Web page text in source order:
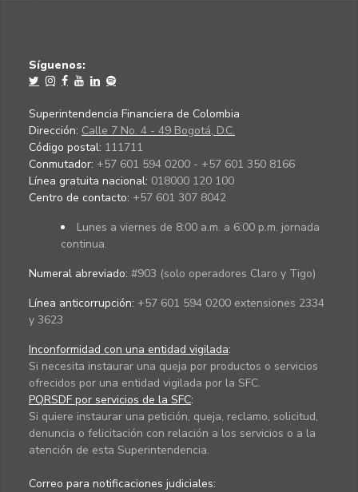
Síguenos:
Superintendencia Financiera de Colombia
Dirección: Calle 7 No. 4 - 49 Bogotá, D.C.
Código postal: 111711
Conmutador: +57 601 594 0200 - +57 601 350 8166
Línea gratuita nacional: 018000 120 100
Centro de contacto: +57 601 307 8042
Lunes a viernes de 8:00 a.m. a 6:00 p.m. jornada
continua.
Numeral abreviado: #903 (solo operadores Claro y Tigo)
Línea anticorrupción: +57 601 594 0200 extensiones 2334
y 3623
Inconformidad con una entidad vigilada:
Si necesita instaurar una queja por productos o servicios
ofrecidos por una entidad vigilada por la SFC.
PQRSDF por servicios de la SFC:
Si quiere instaurar una petición, queja, reclamo, solicitud,
denuncia o felicitación con relación a los servicios o a la
atención de esta Superintendencia.
Correo para notificaciones judiciales: